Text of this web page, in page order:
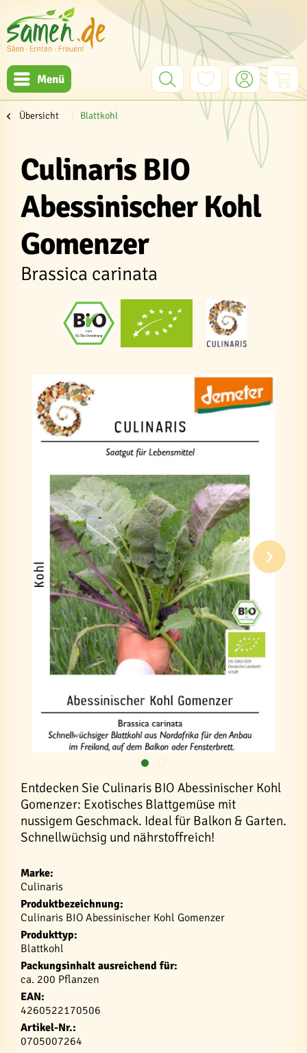
Menü
Übersicht Blattkohl
Culinaris BIO
Abessinischer Kohl
Gomenzer
Brassica carinata
Entdecken Sie Culinaris BIO Abessinischer Kohl
Gomenzer: Exotisches Blattgemüse mit
nussigem Geschmack. Ideal für Balkon & Garten.
Schnellwüchsig und nährstoffreich!
Marke:
Culinaris
Produktbezeichnung:
Culinaris BIO Abessinischer Kohl Gomenzer
Produkttyp:
Blattkohl
Packungsinhalt ausreichend für:
ca. 200 Pflanzen
EAN:
4260522170506
Artikel-Nr.:
0705007264